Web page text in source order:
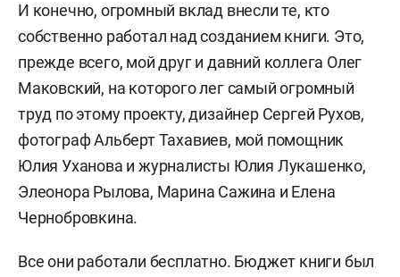
И конечно, огромный вклад внесли те, кто
собственно работал над созданием книги. Это,
прежде всего, мой друг и давний коллега Олег
Маковский, на которого лег самый огромный
труд по этому проекту, дизайнер Сергей Рухов,
фотограф Альберт Тахавиев, мой помощник
Юлия Уханова и журналисты Юлия Лукашенко,
Элеонора Рылова, Марина Сажина и Елена
Чернобровкина.
Все они работали бесплатно. Бюджет книги был